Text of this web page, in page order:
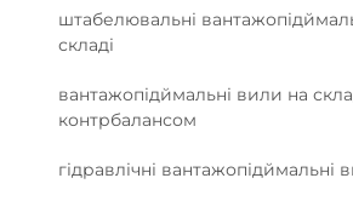
штабелювальні
складі
вантажопідймальні вили на
контрбалансом
гідравлічні вантажопідймальні